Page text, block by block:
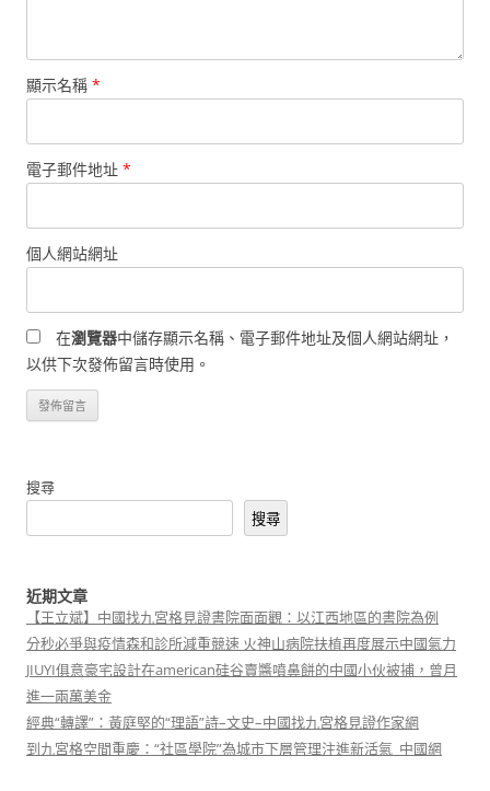
顯示名稱 *
電子郵件地址 *
個人網站網址
在瀏覽器中儲存顯示名稱、電子郵件地址及個人網站網址，
以供下次發佈留言時使用。
搜尋
搜尋
近期文章
【王立斌】中國找九宮格見證書院面面觀：以江西地區的書院為例
分秒必爭與疫情森和診所減重競速 火神山病院扶植再度展示中國氣力
JIUYI俱意豪宅設計在american硅谷賣醬噴鼻餅的中國小伙被捕，曾月
進一兩萬美金
經典“轉譯”：黃庭堅的“理語”詩–文史–中國找九宮格見證作家網
到九宮格空間重慶：“社區學院”為城市下層管理注進新活氣_中國網